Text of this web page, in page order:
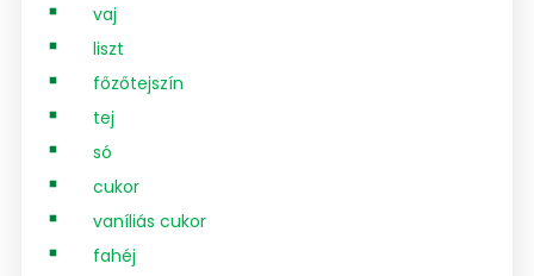
vaj
liszt
főzőtejszín
tej
só
cukor
vaníliás cukor
fahéj